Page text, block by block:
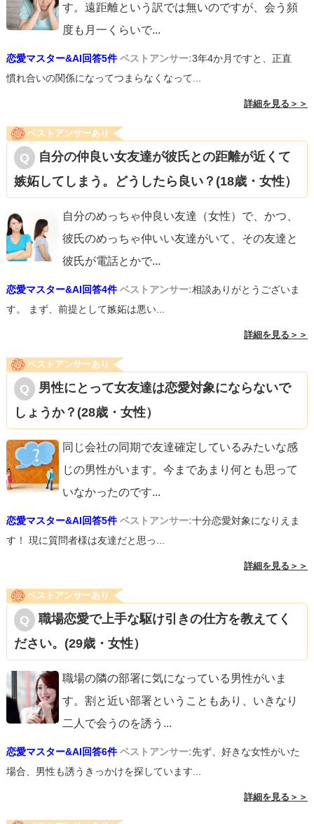
す。遠距離という訳では無いのですが、会う頻
度も月一くらいで...
恋愛マスター&AI回答5件 ベストアンサー:3年4か月ですと、正直
慣れ合いの関係になってつまらなくなって...
詳細を見る＞＞
ベストアンサーあり
自分の仲良い女友達が彼氏との距離が近くて
嫉妬してしまう。どうしたら良い？(18歳・女性）
自分のめっちゃ仲良い友達（女性）で、かつ、
彼氏のめっちゃ仲いい友達がいて、その友達と
彼氏が電話とかで...
恋愛マスター&AI回答4件 ベストアンサー:相談ありがとうございま
す。 まず、前提として嫉妬は悪い...
詳細を見る＞＞
ベストアンサーあり
男性にとって女友達は恋愛対象にならないで
しょうか？(28歳・女性）
同じ会社の同期で友達確定しているみたいな感
じの男性がいます。今まであまり何とも思って
いなかったのです...
恋愛マスター&AI回答5件 ベストアンサー:十分恋愛対象になりえま
す！ 現に質問者様は友達だと思っ...
詳細を見る＞＞
ベストアンサーあり
職場恋愛で上手な駆け引きの仕方を教えてく
ださい。(29歳・女性）
職場の隣の部署に気になっている男性がいま
す。割と近い部署ということもあり、いきなり
二人で会うのを誘う ...
恋愛マスター&AI回答6件 ベストアンサー:先ず、好きな女性がいた
場合、男性も誘うきっかけを探しています...
詳細を見る＞＞